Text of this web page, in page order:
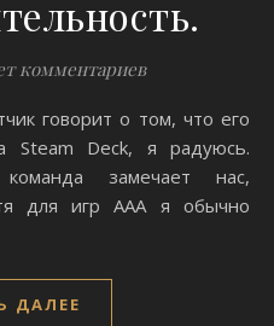
комментариев
Steam Deck, я радуюсь.
замечает нас,
для игр AAA я обычно
ДАЛЕЕ